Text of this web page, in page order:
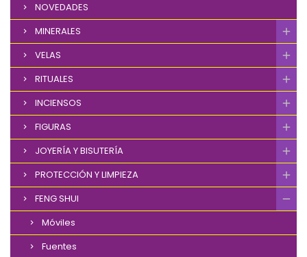
NOVEDADES
MINERALES
VELAS
RITUALES
INCIENSOS
FIGURAS
JOYERÍA Y BISUTERÍA
PROTECCIÓN Y LIMPIEZA
FENG SHUI
Móviles
Fuentes